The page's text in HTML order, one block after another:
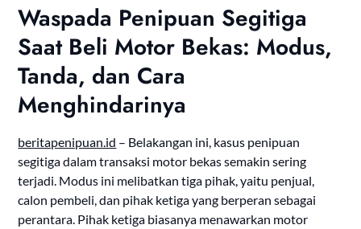
Waspada Penipuan Segitiga
Saat Beli Motor Bekas: Modus,
Tanda, dan Cara
Menghindarinya
beritapenipuan.id – Belakangan ini, kasus penipuan
segitiga dalam transaksi motor bekas semakin sering
terjadi. Modus ini melibatkan tiga pihak, yaitu penjual,
calon pembeli, dan pihak ketiga yang berperan sebagai
perantara. Pihak ketiga biasanya menawarkan motor